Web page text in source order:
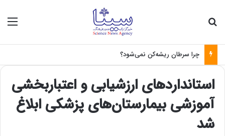
چرا سرطان ریشه‌کن نمی‌شود؟
استانداردهای ارزشیابی و اعتباربخشی
آموزشی بیمارستان‌های پزشکی ابلاغ
شد